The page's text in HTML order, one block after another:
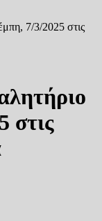
7/3/2025 στις
στις